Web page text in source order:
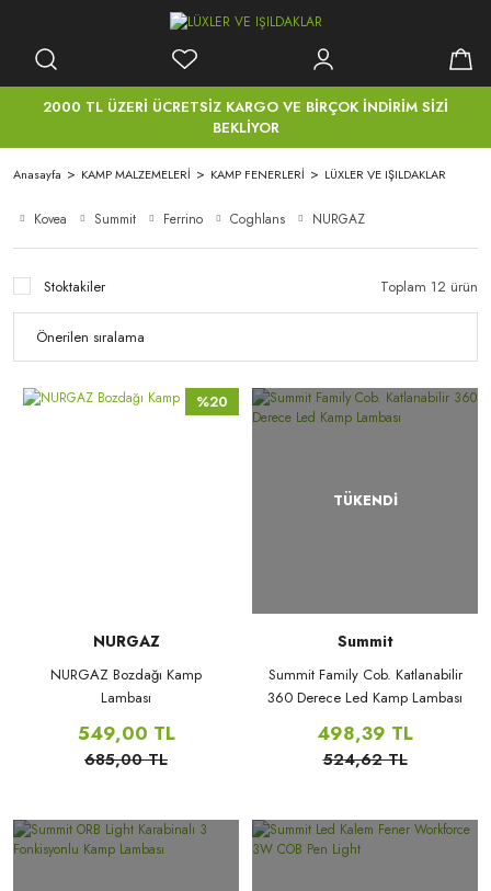
2000 TL ÜZERİ ÜCRETSİZ KARGO VE BİRÇOK İNDİRİM SİZİ
BEKLİYOR
Anasayfa KAMP MALZEMELERİ KAMP FENERLERİ LÜXLER VE IŞILDAKLAR
Kovea Summit Ferrino Coghlans NURGAZ
Stoktakiler Toplam 12 ürün
%20
NURGAZ
NURGAZ Bozdağı Kamp
Lambası
549,00 TL
685,00 TL
TÜKENDİ
Summit
Summit Family Cob. Katlanabilir
360 Derece Led Kamp Lambası
498,39 TL
524,62 TL